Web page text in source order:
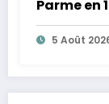
Parme en
5 Août